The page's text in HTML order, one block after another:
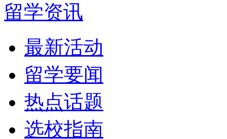
留学资讯
最新活动
留学要闻
热点话题
选校指南